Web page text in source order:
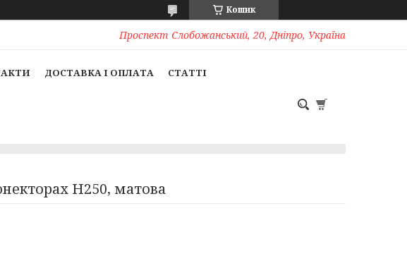
Кошик
Проспект Слобожанський, 20, Дніпро, Україна
ДОСТАВКА І ОПЛАТА СТАТТІ
Н250, матова